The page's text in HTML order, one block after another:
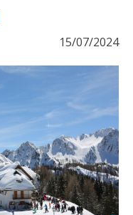
15/07/2024